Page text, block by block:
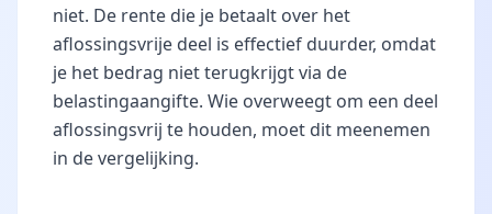
niet. De rente die je betaalt over het
aflossingsvrije deel is effectief duurder, omdat
je het bedrag niet terugkrijgt via de
belastingaangifte. Wie overweegt om een deel
aflossingsvrij te houden, moet dit meenemen
in de vergelijking.